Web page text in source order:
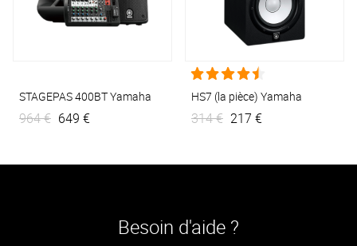
STAGEPAS 400BTYamaha
964 € 649 €
HS7 (la pièce) Yamaha
314 € 217 €
Besoin d'aide ?